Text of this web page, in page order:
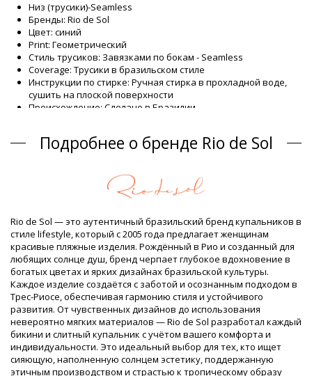
Низ (трусики)-Seamless
Бренды: Rio de Sol
Цвет: синий
Print: Геометрический
Стиль трусиков: Завязками по бокам - Seamless
Coverage: Трусики в бразильском стиле
Инструкции по стирке: Ручная стирка в прохладной воде,
сушить на плоской поверхности
Происхождение: Сделано в Бразилии
Состав
Spandex (LYCRA) - OEKO-TEX - Chlorine Resistant
Подкладка: 84% Polyamide, 16% Elastane - Oeko-Tex
Информация о товаре
Отдел: ЖЕНЩИНЫ, Низ (трусики)
Упаковка включает: 1 x Низ (трусики) (Другие аксессуары
не включены)
HS CODE: 6112.41.0010
SKU: 1981115467
EAN: XS (7899810205667), S (7899810205674), M (7899810205681),
L (7899810205698), XL (7899810205704)
Вес: 45g / 0.1lb / 1.59oz
Принт не точный и может отличаться в зависимости от
кроя
Ретушированные фотографии
Подробнее о бренде Rio de Sol
Rio de Sol — это аутентичный бразильский бренд купальников в
стиле lifestyle, который с 2005 года предлагает женщинам
красивые пляжные изделия. Рождённый в Рио и созданный для
любящих солнце душ, бренд черпает глубокое вдохновение в
богатых цветах и ярких дизайнах бразильской культуры.
Каждое изделие создаётся с заботой и осознанным подходом в
Трес-Риосе, обеспечивая гармонию стиля и устойчивого
развития. От чувственных дизайнов до использования
невероятно мягких материалов — Rio de Sol разработал каждый
бикини и слитный купальник с учётом вашего комфорта и
индивидуальности. Это идеальный выбор для тех, кто ищет
сияющую, наполненную солнцем эстетику, поддержанную
этичным производством и страстью к тропическому образу